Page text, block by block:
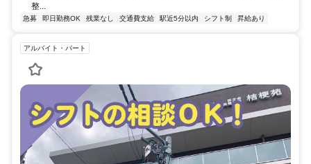
整...
急募 即日勤務OK 残業なし 交通費支給 駅近5分以内 シフト制 昇給あり
アルバイト・パート